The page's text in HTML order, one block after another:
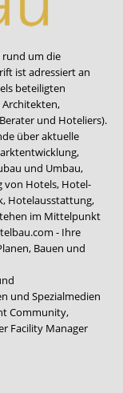
rund um die
ist adressiert an
beteiligten
und Hoteliers).
über aktuelle
und Umbau,
von Hotels, Hotel-
Hotelausstattung,
im Mittelpunkt
- Ihre
Bauen und
und Spezialmedien
Community,
Facility Manager